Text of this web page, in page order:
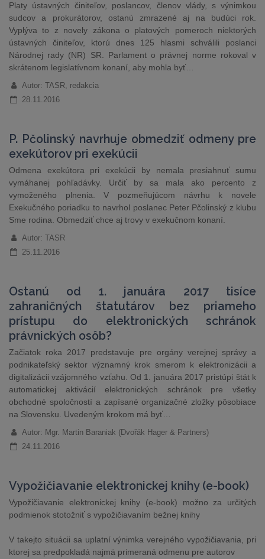
Platy ústavných činiteľov, poslancov, členov vlády, s výnimkou
sudcov a prokurátorov, ostanú zmrazené aj na budúci rok.
Vyplýva to z novely zákona o platových pomeroch niektorých
ústavných činiteľov, ktorú dnes 125 hlasmi schválili poslanci
Národnej rady (NR) SR. Parlament o právnej norme rokoval v
skrátenom legislatívnom konaní, aby mohla byť…
Autor: TASR, redakcia
28.11.2016
P. Pčolinský navrhuje obmedziť odmeny pre
exekútorov pri exekúcii
Odmena exekútora pri exekúcii by nemala presiahnuť sumu
vymáhanej pohľadávky. Určiť by sa mala ako percento z
vymoženého plnenia. V pozmeňujúcom návrhu k novele
Exekučného poriadku to navrhol poslanec Peter Pčolinský z klubu
Sme rodina. Obmedziť chce aj trovy v exekučnom konaní.
Autor: TASR
25.11.2016
Ostanú od 1. januára 2017 tisíce
zahraničných štatutárov bez priameho
prístupu do elektronických schránok
právnických osôb?
Začiatok roka 2017 predstavuje pre orgány verejnej správy a
podnikateľský sektor významný krok smerom k elektronizácii a
digitalizácii vzájomného vzťahu. Od 1. januára 2017 pristúpi štát k
automatickej aktivácií elektronických schránok pre všetky
obchodné spoločností a zapísané organizačné zložky pôsobiace
na Slovensku. Uvedeným krokom má byť…
Autor: Mgr. Martin Baraniak (Dvořák Hager & Partners)
24.11.2016
Vypožičiavanie elektronickej knihy (e-book)
Vypožičiavanie elektronickej knihy (e-book) možno za určitých
podmienok stotožniť s vypožičiavaním bežnej knihy
V takejto situácii sa uplatní výnimka verejného vypožičiavania, pri
ktorej sa predpokladá najmä primeraná odmenu pre autorov